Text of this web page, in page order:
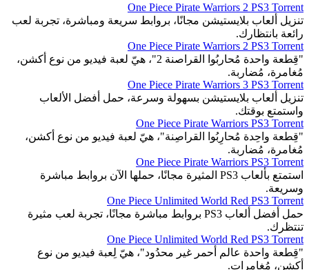
One Piece Pirate Warriors 2 PS3 Torrent
تنزيل ألعاب بلايستيشن مجانًا، بروابط سريعة ومباشرة، تجربة لعب
رائعة بانتظارك.
One Piece Pirate Warriors 2 PS3 Torrent
"قِطعة واحدة مُحاربُوا القراصنة 2"، هيّ لعبة فيديو من نوع أكشن،
مُغامرة، مُضاربة.
One Piece Pirate Warriors 3 PS3 Torrent
تنزيل ألعاب بلايستيشن بسهولة وسرعة، حمل أفضل الألعاب
واستمتع بوقتك.
One Piece Pirate Warriors PS3 Torrent
"قِطعة واحِدة مُحارِبُوا القراصِنة"، هيّ لعبة فيديو من نوع أكشن،
مُغامرة، مُضاربة.
One Piece Pirate Warriors PS3 Torrent
استمتع بألعاب PS3 المثيرة مجانًا، حملها الآن بروابط مباشرة
وسريعة.
One Piece Unlimited World Red PS3 Torrent
حمل أفضل ألعاب PS3 بروابط مباشرة مجانًا، تجربة لعب مثيرة
تنتظرك.
One Piece Unlimited World Red PS3 Torrent
"قِطعة واحدة عالم أحمر غير محدُود"، هيّ لِعبة فيديو من نوع
أكشن، مُغامرات.